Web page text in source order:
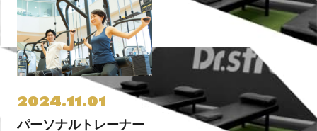
2024.11.01
パーソナルトレーナー